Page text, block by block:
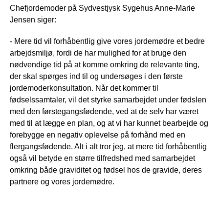
Chefjordemoder på Sydvestjysk Sygehus Anne-Marie
Jensen siger:
- Mere tid vil forhåbentlig give vores jordemødre et bedre
arbejdsmiljø, fordi de har mulighed for at bruge den
nødvendige tid på at komme omkring de relevante ting,
der skal spørges ind til og undersøges i den første
jordemoderkonsultation. Når det kommer til
fødselssamtaler, vil det styrke samarbejdet under fødslen
med den førstegangsfødende, ved at de selv har været
med til at lægge en plan, og at vi har kunnet bearbejde og
forebygge en negativ oplevelse på forhånd med en
flergangsfødende. Alt i alt tror jeg, at mere tid forhåbentlig
også vil betyde en større tilfredshed med samarbejdet
omkring både graviditet og fødsel hos de gravide, deres
partnere og vores jordemødre.